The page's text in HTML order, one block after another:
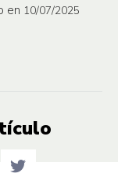
en 10/07/2025